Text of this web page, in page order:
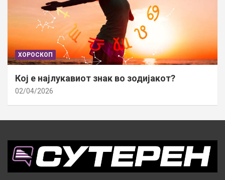
ХОРОСКОП
Кој е најлукавиот знак во зодијакот?
02/04/2026